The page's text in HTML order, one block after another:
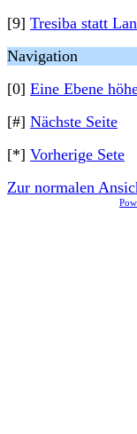
[9] Tresiba statt
Navigation
[0] Eine Ebene
[#] Nächste Seite
[*] Vorherige Sete
Zur normalen